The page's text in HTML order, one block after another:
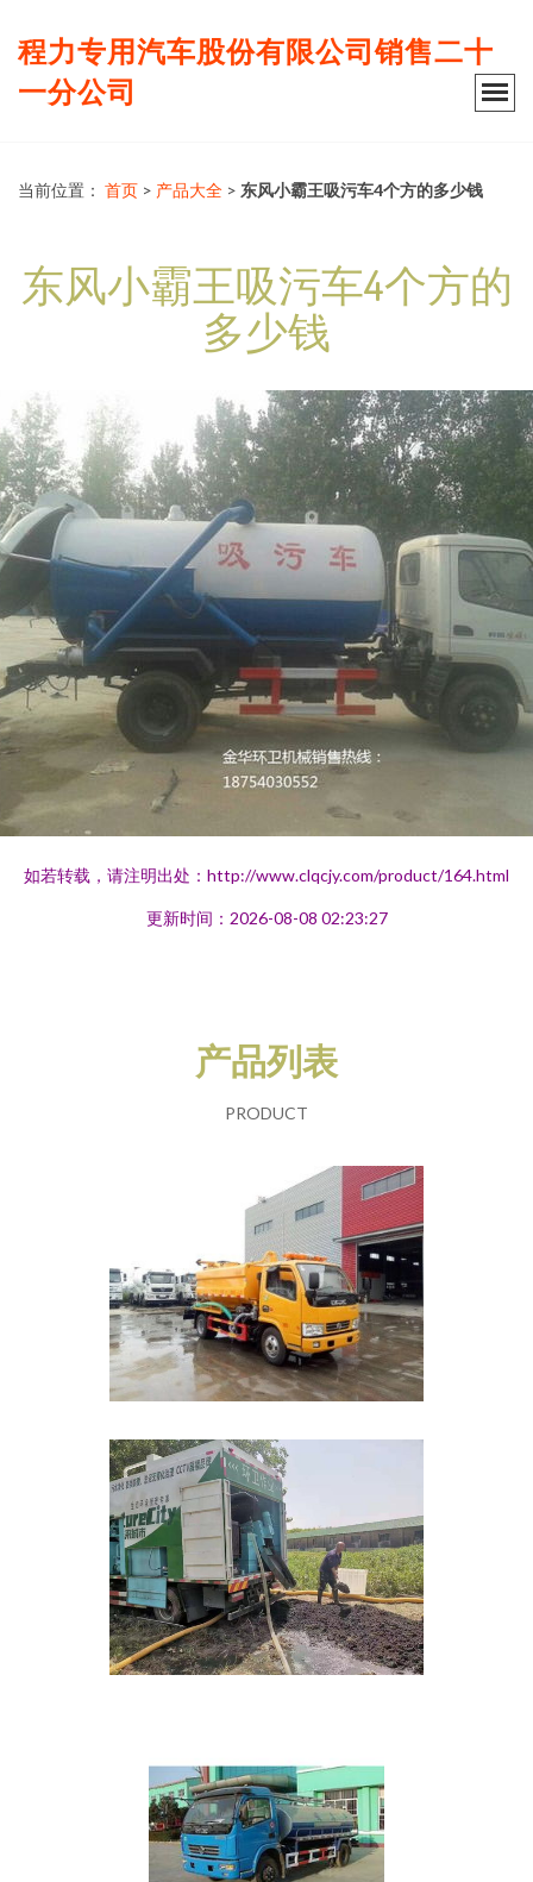
程力专用汽车股份有限公司销售二十
一分公司
当前位置： 首页 > 产品大全 > 东风小霸王吸污车4个方的多少钱
东风小霸王吸污车4个方的
多少钱
如若转载，请注明出处：http://www.clqcjy.com/product/164.html
更新时间：2026-08-08 02:23:27
产品列表
PRODUCT